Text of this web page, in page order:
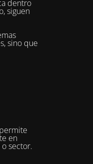
dentro
siguen
sino que
en
sector.